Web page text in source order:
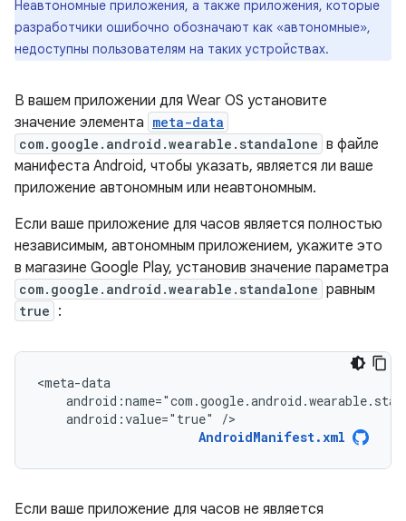
Неавтономные приложения, а также приложения, которые
разработчики ошибочно обозначают как «автономные»,
недоступны пользователям на таких устройствах.
В вашем приложении для Wear OS установите
значение элемента meta-data
com.google.android.wearable.standalone в файле
манифеста Android, чтобы указать, является ли ваше
приложение автономным или неавтономным.
Если ваше приложение для часов является полностью
независимым, автономным приложением, укажите это
в магазине Google Play, установив значение параметра
com.google.android.wearable.standalone равным
true :
android:value="true"
/>
AndroidManifest.xml
Если ваше приложение для часов не является